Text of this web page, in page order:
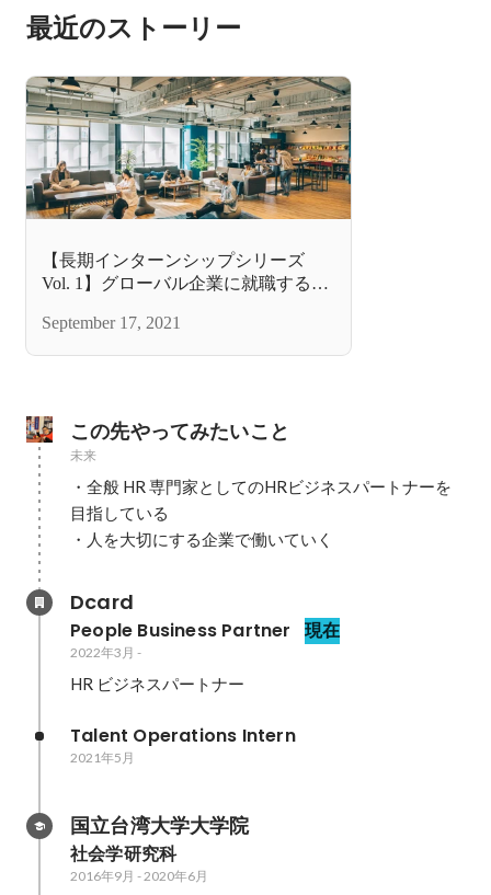
最近のストーリー
【長期インターンシップシリーズ
Vol. 1】グローバル企業に就職するの
September 17, 2021
この先やってみたいこと
未来
・全般 HR 専門家としてのHRビジネスパートナーを
目指している
・人を大切にする企業で働いていく
Dcard
People Business Partner 現在
2022年3月 -
HR ビジネスパートナー
Talent Operations Intern
2021年5月
国立台湾大学大学院
社会学研究科
2016年9月 - 2020年6月